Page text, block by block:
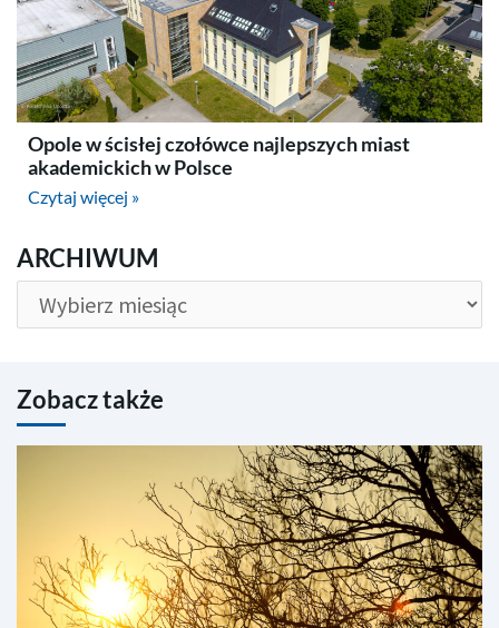
Opole w ścisłej czołówce najlepszych miast
akademickich w Polsce
Czytaj więcej »
ARCHIWUM
ARCHIWUM
Zobacz także